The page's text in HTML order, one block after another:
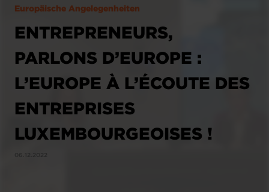
Europäische Angelegenheiten
ENTREPRENEURS,
PARLONS D’EUROPE :
L’EUROPE À L’ÉCOUTE DES
ENTREPRISES
LUXEMBOURGEOISES !